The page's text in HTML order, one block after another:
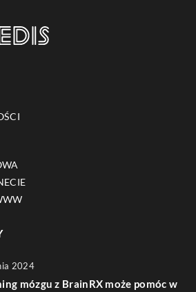
2024
mózgu z BrainRX może pomóc w